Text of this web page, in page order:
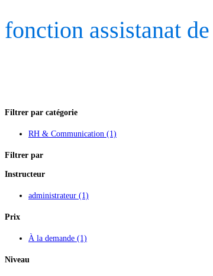
fonction assistanat
Filtrer par catégorie
RH & Communication (1)
Filtrer par
Instructeur
administrateur (1)
Prix
À la demande (1)
Niveau